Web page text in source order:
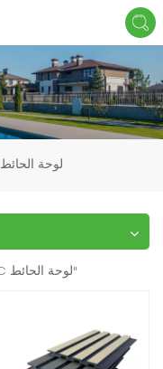
الجملة WPC لوحة الحائط
5 النتائج التي تم العثور عليها ل "الجملة WPC لوحة الحائط"